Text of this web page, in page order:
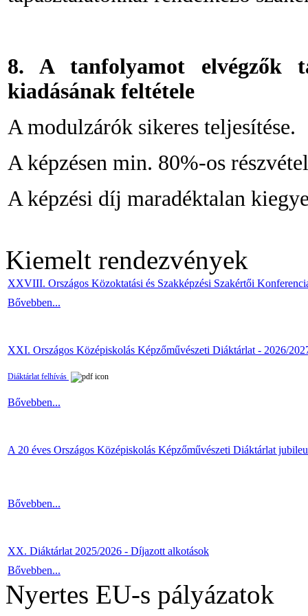
8. A tanfolyamot elvégzők
kiadásának feltétele
A modulzárók sikeres teljesítése.
A képzésen min. 80%-os
A képzési díj maradéktalan
Kiemelt rendezvények
XXVIII. Országos Közoktatási és Szakképzési Szakértői
Bővebben...
XXI. Országos Középiskolás Képzőművészeti Diáktárlat - 2026/
Diáktárlat felhívás
Bővebben...
A 20 éves Országos Középiskolás Képzőművészeti Diáktárlat
Bővebben...
XX. Diáktárlat 2025/2026 - Díjazott alkotások
Bővebben...
Nyertes EU-s pályázatok